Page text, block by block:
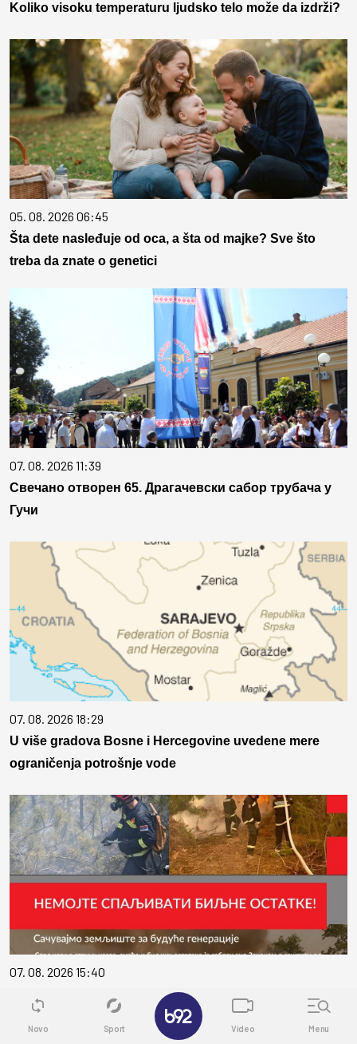
Koliko visoku temperaturu ljudsko telo može da izdrži?
05. 08. 2026 06:45
Šta dete nasleđuje od oca, a šta od majke? Sve što
treba da znate o genetici
07. 08. 2026 11:39
Свечано отворен 65. Драгачевски сабор трубача у
Гучи
07. 08. 2026 18:29
U više gradova Bosne i Hercegovine uvedene mere
ograničenja potrošnje vode
07. 08. 2026 15:40
Општина Сокобања апелује на грађане: Не палите
стрњику, смеће и биљне остатке
Novo Sport Video Menu
✕